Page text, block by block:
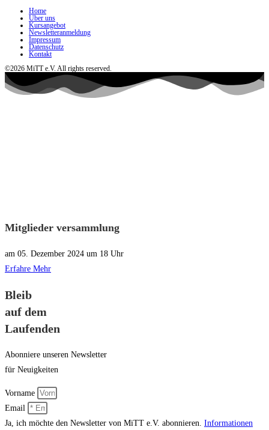
Home
Über uns
Kursangebot
Newsletteranmeldung
Impressum
Datenschutz
Kontakt
©2026 MiTT e.V. All rights reserved.
Mitglieder versammlung
am 05. Dezember 2024 um 18 Uhr
Erfahre Mehr
Bleib
auf dem
Laufenden
Abonniere unseren Newsletter
für Neuigkeiten
Vorname
Email
Ja, ich möchte den Newsletter von MiTT e.V. abonnieren. Informationen